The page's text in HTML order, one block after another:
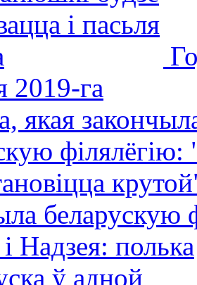
2019-га
беларускую